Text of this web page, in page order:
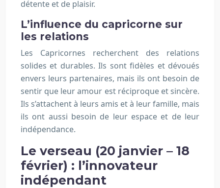
détente et de plaisir.
L’influence du capricorne sur
les relations
Les Capricornes recherchent des relations
solides et durables. Ils sont fidèles et dévoués
envers leurs partenaires, mais ils ont besoin de
sentir que leur amour est réciproque et sincère.
Ils s’attachent à leurs amis et à leur famille, mais
ils ont aussi besoin de leur espace et de leur
indépendance.
Le verseau (20 janvier – 18
février) : l’innovateur
indépendant